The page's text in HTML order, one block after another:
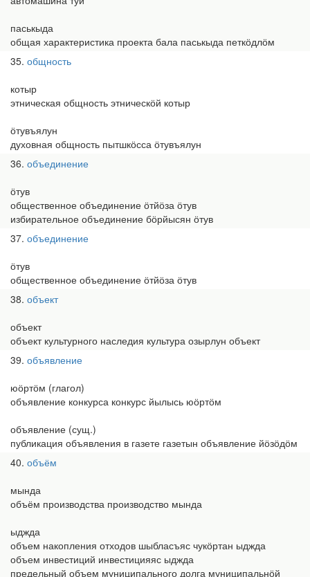
паськыда
общая характеристика проекта бала паськыда петкӧдлӧм
35 общность
котыр
этническая общность этническӧй котыр
ӧтувъялун
духовная общность пытшкӧсса ӧтувъялун
36 объединение
ӧтув
общественное объединение ӧтйӧза ӧтув
избирательное объединение бӧрйысян ӧтув
37 объединение
ӧтув
общественное объединение ӧтйӧза ӧтув
38 объект
объект
объект культурного наследия культура озырлун объект
39 объявление
юӧртӧм (глагол)
объявление конкурса конкурс йылысь юӧртӧм
объявление (сущ.)
публикация объявления в газете газетын объявление йӧзӧдӧм
40 объём
мында
объём производства производство мында
ыджда
объем накопления отходов шыбласъяс чукӧртан ыджда
объем инвестиций инвестицияяс ыджда
предельный объем муниципального долга муниципальнӧй